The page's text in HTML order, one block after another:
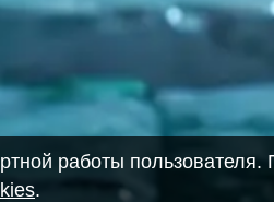
работы
.